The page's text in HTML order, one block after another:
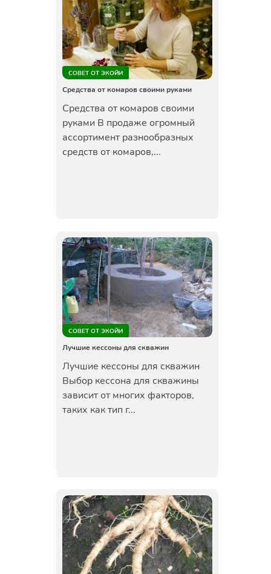
СОВЕТ ОТ ЭКОЙИ
Средства от комаров своими руками
Средства от комаров своими
руками В продаже огромный
ассортимент разнообразных
средств от комаров,...
СОВЕТ ОТ ЭКОЙИ
Лучшие кессоны для скважин
Лучшие кессоны для скважин
Выбор кессона для скважины
зависит от многих факторов,
таких как тип г...